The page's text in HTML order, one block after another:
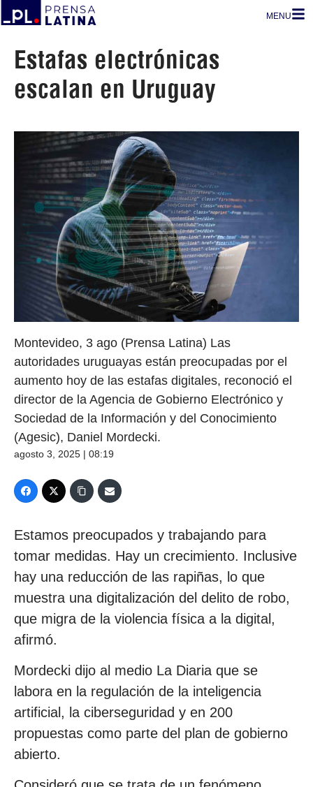
MENU
Estafas electrónicas
escalan en Uruguay
Montevideo, 3 ago (Prensa Latina) Las
autoridades uruguayas están preocupadas por el
aumento hoy de las estafas digitales, reconoció el
director de la Agencia de Gobierno Electrónico y
Sociedad de la Información y del Conocimiento
(Agesic), Daniel Mordecki.
agosto 3, 2025 | 08:19
Estamos preocupados y trabajando para
tomar medidas. Hay un crecimiento. Inclusive
hay una reducción de las rapiñas, lo que
muestra una digitalización del delito de robo,
que migra de la violencia física a la digital,
afirmó.
Mordecki dijo al medio La Diaria que se
labora en la regulación de la inteligencia
artificial, la ciberseguridad y en 200
propuestas como parte del plan de gobierno
abierto.